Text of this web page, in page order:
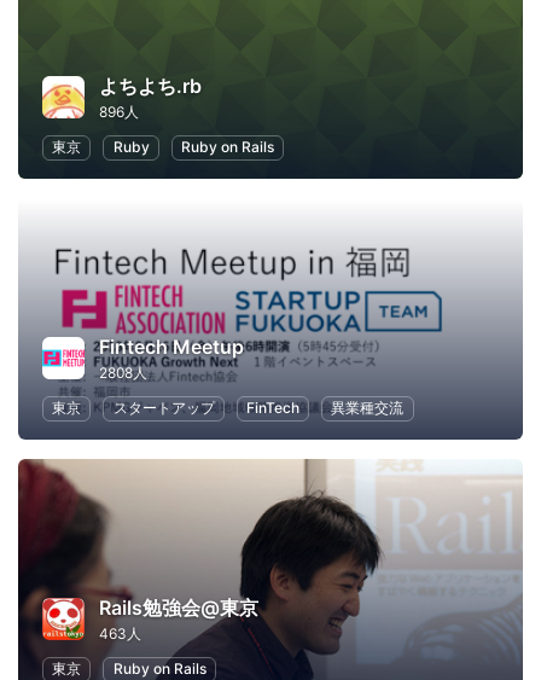
よちよち.rb
896人
東京
Ruby Ruby on Rails
Fintech Meetup
2808人
東京
スタートアップ FinTech 異業種交流
Rails勉強会@東京
463人
東京
Ruby on Rails